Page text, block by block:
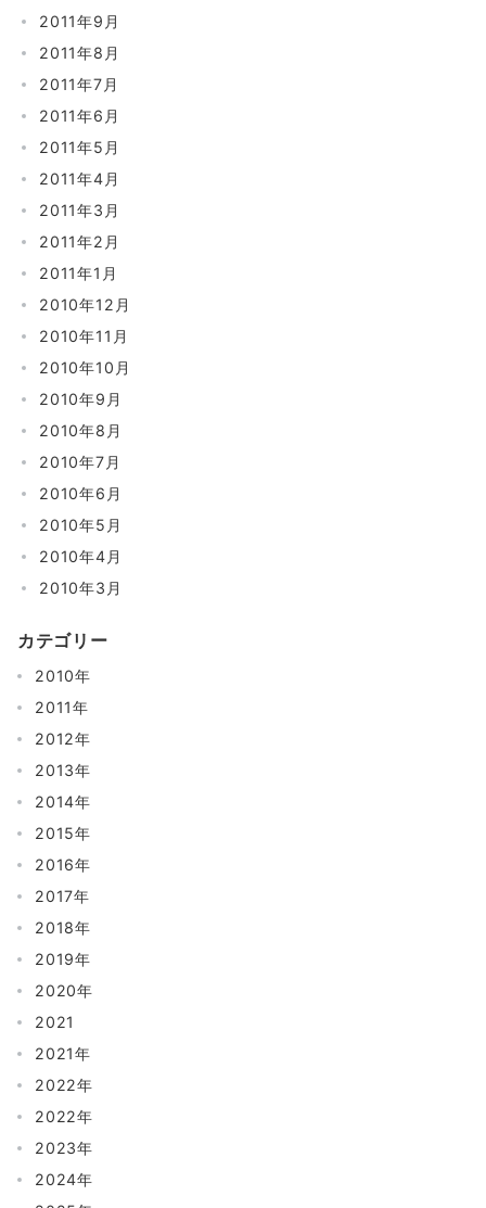
2011年9月
2011年8月
2011年7月
2011年6月
2011年5月
2011年4月
2011年3月
2011年2月
2011年1月
2010年12月
2010年11月
2010年10月
2010年9月
2010年8月
2010年7月
2010年6月
2010年5月
2010年4月
2010年3月
カテゴリー
2010年
2011年
2012年
2013年
2014年
2015年
2016年
2017年
2018年
2019年
2020年
2021
2021年
2022年
2022年
2023年
2024年